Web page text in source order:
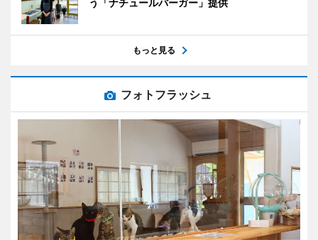
う「ナチュールバーガー」提供
もっと見る
フォトフラッシュ